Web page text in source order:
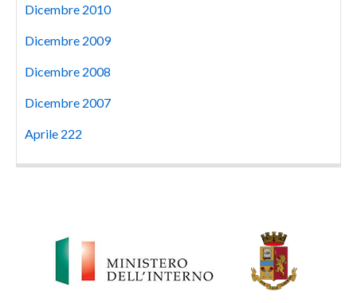
Dicembre 2010
Dicembre 2009
Dicembre 2008
Dicembre 2007
Aprile 222